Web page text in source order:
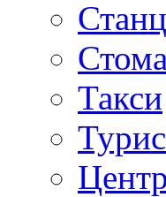
Такси